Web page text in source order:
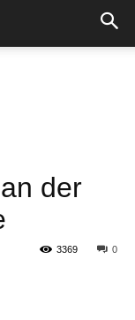
der
0
3369